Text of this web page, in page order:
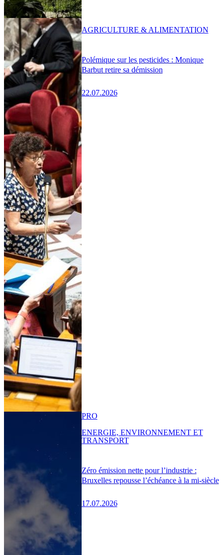
Polémique sur les pesticides : Monique
Barbut retire sa démission
22.07.2026
AGRICULTURE & ALIMENTATION
Zéro émission nette pour l’industrie :
Bruxelles repousse l’échéance à la mi-siècle
17.07.2026
PRO
ENERGIE, ENVIRONNEMENT ET
TRANSPORT